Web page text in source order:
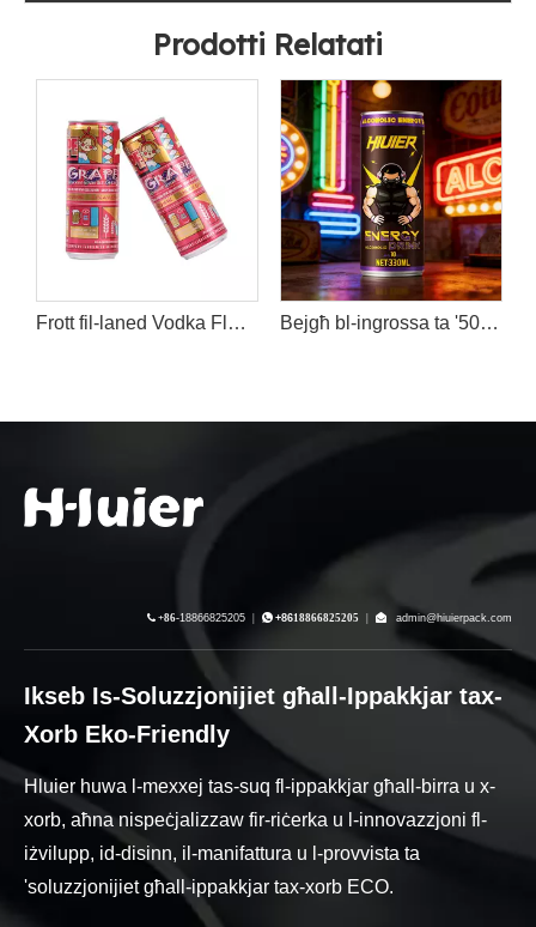
Prodotti Relatati
Frott fil-laned Vodka Flavor Hard Seltzer Cocktail Drinks Bejgħ bl-ingrossa ta '500ml Xorb ta' Enerġija Alkoħoliku fil-Laned | Taurine & Togħma tal-Frott Enerġija Iebsa
 +86-18866825205  +8618866825205  admin@hiuierpack.com
Ikseb Is-Soluzzjonijiet għall-Ippakkjar tax-
Xorb Eko-Friendly
Hluier huwa l-mexxej tas-suq fl-ippakkjar għall-birra u x-
xorb, aħna nispeċjalizzaw fir-riċerka u l-innovazzjoni fl-
iżvilupp, id-disinn, il-manifattura u l-provvista ta
'soluzzjonijiet għall-ippakkjar tax-xorb ECO.